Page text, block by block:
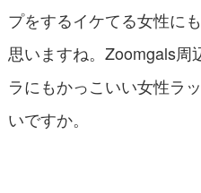
プをするイケてる女性に
思いますね。Zoomgals周
ラにもかっこいい女性ラ
いですか。